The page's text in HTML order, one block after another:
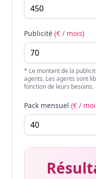
Publicité (€ / mois)
* Le montant de la
agents. Les agents sont
fonction de leurs besoins.
Pack mensuel (€ /